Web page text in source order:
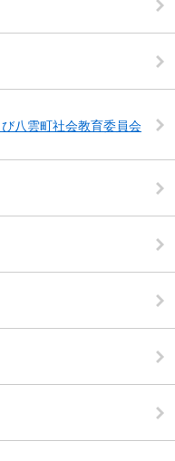
八雲町社会教育委員会